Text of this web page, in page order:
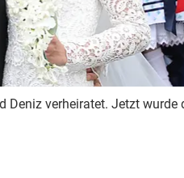
verheiratet. Jetzt wurde